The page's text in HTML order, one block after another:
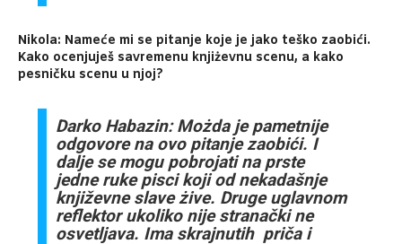
Nikola: Nameće mi se pitanje koje je jako teško zaobići.
Kako ocenjuješ savremenu knjiżevnu scenu, a kako
pesničku scenu u njoj?
Darko Habazin: Możda je pametnije
odgovore na ovo pitanje zaobići. I
dalje se mogu pobrojati na prste
jedne ruke pisci koji od nekadašnje
književne slave żive. Druge uglavnom
reflektor ukoliko nije stranački ne
osvetljava. Ima skrajnutih priča i